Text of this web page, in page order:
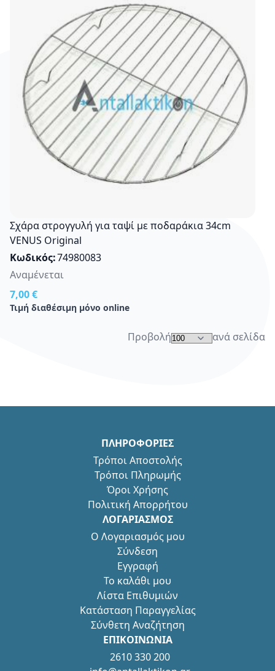
Σχάρα στρογγυλή για ταψί με ποδαράκια 34cm
VENUS Original
Κωδικός 74980083
7,00 €
Τιμή διαθέσιμη μόνο online
Αναμένεται
Προβολή ανά σελίδα
ΠΛΗΡΟΦΟΡΙΕΣ
Τρόποι Αποστολής
Τρόποι Πληρωμής
Όροι Χρήσης
Πολιτική Απορρήτου
ΛΟΓΑΡΙΑΣΜΟΣ
Ο Λογαριασμός μου
Σύνδεση
Εγγραφή
Το καλάθι μου
Λίστα Επιθυμιών
Κατάσταση Παραγγελίας
Σύνθετη Αναζήτηση
ΕΠΙΚΟΙΝΩΝΙΑ
2610 330 200